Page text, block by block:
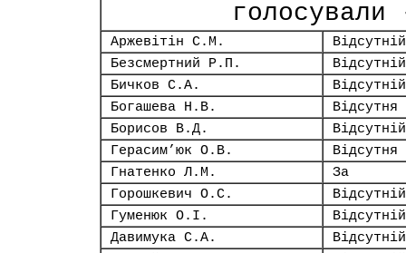
Аржевітін С.М.
Відсутній
Безсмертний Р.П.
Відсутній
Бичков С.А.
Відсутній
Богашева Н.В.
Відсутня
Борисов В.Д.
Відсутній
Герасим’юк О.В.
Відсутня
Гнатенко Л.М.
За
Горошкевич О.С.
Відсутній
Гуменюк О.І.
Відсутній
Давимука С.А.
Відсутній